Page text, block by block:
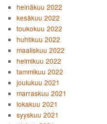
heinäkuu 2022
kesäkuu 2022
toukokuu 2022
huhtikuu 2022
maaliskuu 2022
helmikuu 2022
tammikuu 2022
joulukuu 2021
marraskuu 2021
lokakuu 2021
syyskuu 2021